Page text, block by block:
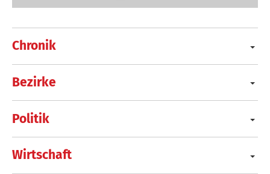
Chronik
Bezirke
Politik
Wirtschaft